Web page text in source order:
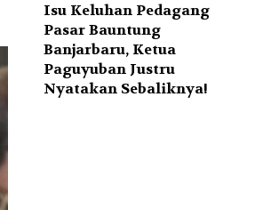
Isu Keluhan Pedagang
Pasar Bauntung
Banjarbaru, Ketua
Paguyuban Justru
Nyatakan Sebaliknya!